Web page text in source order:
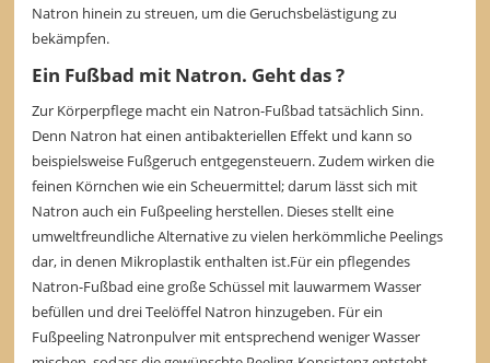
Natron hinein zu streuen, um die Geruchsbelästigung zu
bekämpfen.
Ein Fußbad mit Natron. Geht das ?
Zur Körperpflege macht ein Natron-Fußbad tatsächlich Sinn.
Denn Natron hat einen antibakteriellen Effekt und kann so
beispielsweise Fußgeruch entgegensteuern. Zudem wirken die
feinen Körnchen wie ein Scheuermittel; darum lässt sich mit
Natron auch ein Fußpeeling herstellen. Dieses stellt eine
umweltfreundliche Alternative zu vielen herkömmliche Peelings
dar, in denen Mikroplastik enthalten ist.Für ein pflegendes
Natron-Fußbad eine große Schüssel mit lauwarmem Wasser
befüllen und drei Teelöffel Natron hinzugeben. Für ein
Fußpeeling Natronpulver mit entsprechend weniger Wasser